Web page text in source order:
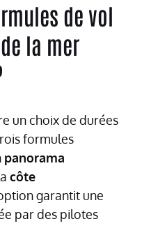
de vol
la mer
un choix de durées
formules
panorama
côte
garantit une
par des pilotes